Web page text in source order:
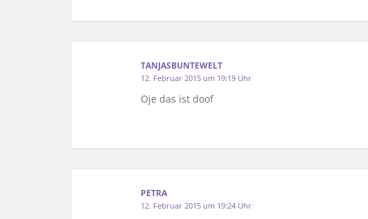
TANJASBUNTEWELT
12. Februar 2015 um 19:19 Uhr
Oje das ist doof
PETRA
12. Februar 2015 um 19:24 Uhr